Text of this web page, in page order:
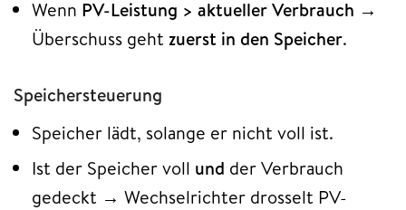
Wenn PV-Leistung > aktueller Verbrauch →
Überschuss geht zuerst in den Speicher.
Speichersteuerung
Speicher lädt, solange er nicht voll ist.
Ist der Speicher voll und der Verbrauch
gedeckt → Wechselrichter drosselt PV-